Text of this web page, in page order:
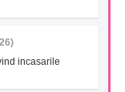
incasarile